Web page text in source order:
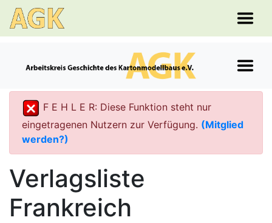
F E H L E R: Diese Funktion steht nur
eingetragenen Nutzern zur Verfügung. (Mitglied
werden?)
Verlagsliste
Frankreich